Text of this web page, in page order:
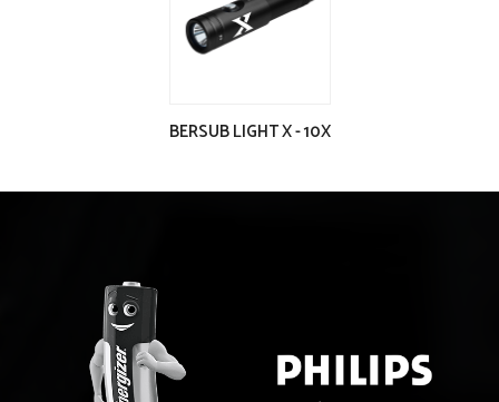
BERSUB LIGHT X - 10X